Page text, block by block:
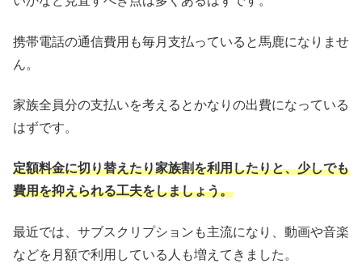
携帯電話の通信費用も毎月支払っていると馬鹿になりませ
ん。
家族全員分の支払いを考えるとかなりの出費になっている
はずです。
定額料金に切り替えたり家族割を利用したりと、少しでも
費用を抑えられる工夫をしましょう。
最近では、サブスクリプションも主流になり、動画や音楽
などを月額で利用している人も増えてきました。